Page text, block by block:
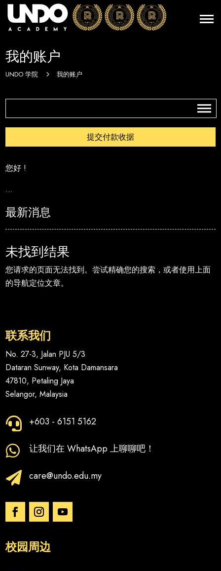
我的账户
UNDO 学院 5 我的账户
提交付款收据
您好 !
…
最新消息
未找到结果
您请求的页面无法找到。尝试精确您的搜索，或者使用上面
的导航定位文章。
联系我们
No. 27-3, Jalan PJU 5/3
Dataran Sunway, Kota Damansara
47810, Petaling Jaya
Selangor, Malaysia
 +603 - 6151 5162
 让我们在 WhatsApp 上聊聊吧！
 care@undo.edu.my
校园周边